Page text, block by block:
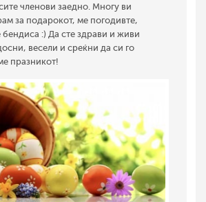
членови заедно. Многу ви
за подарокот, ме погодивте,
бендиса :) Да сте здрави и живи
весели и среќни да си го
празникот!